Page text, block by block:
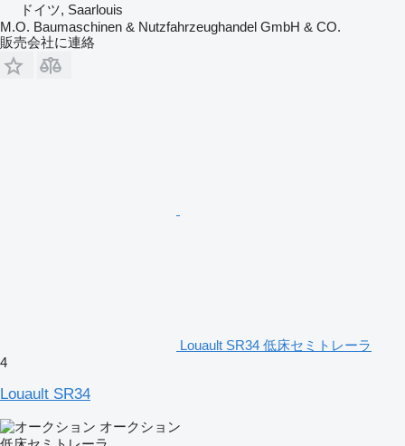
ドイツ, Saarlouis
M.O. Baumaschinen & Nutzfahrzeughandel GmbH & CO.
販売会社に連絡
Louault SR34 低床セミトレーラ
4
Louault SR34
オークション